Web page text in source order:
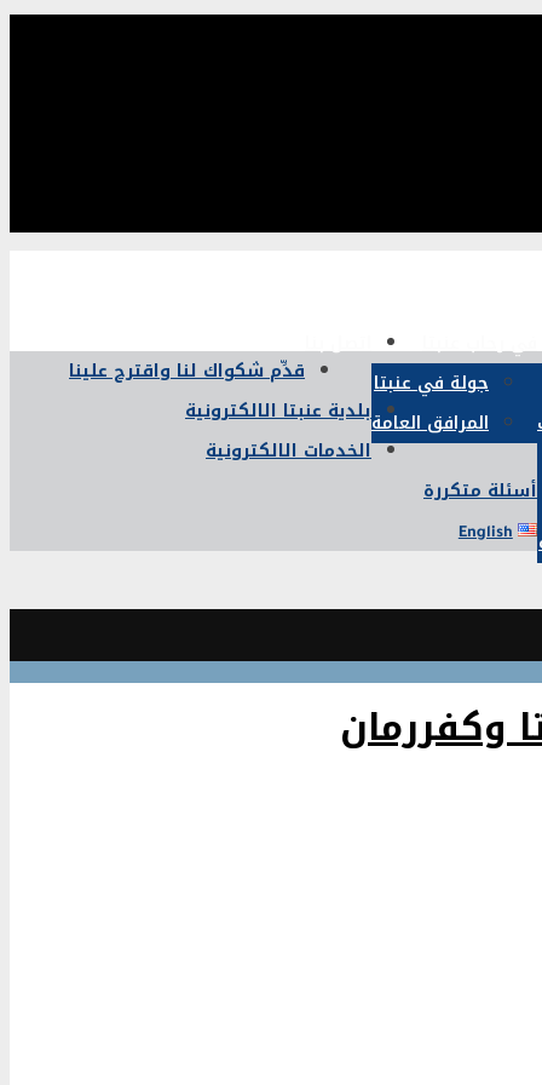
في رحاب عنبتا
جولة في عنبتا
المرافق العامة
اتصل بنا
قدِّم شكواك لنا واقترح علينا
بلدية عنبتا الالكترونية
الخدمات الالكترونية
أسئلة متكررة
English
وكفررمان